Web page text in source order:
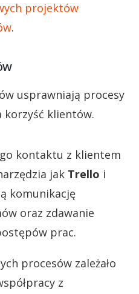
projektów
.
usprawniają procesy
korzyść klientów.
kontaktu z klientem
jak Trello i
komunikację
oraz zdawanie
prac.
procesów zależało
z